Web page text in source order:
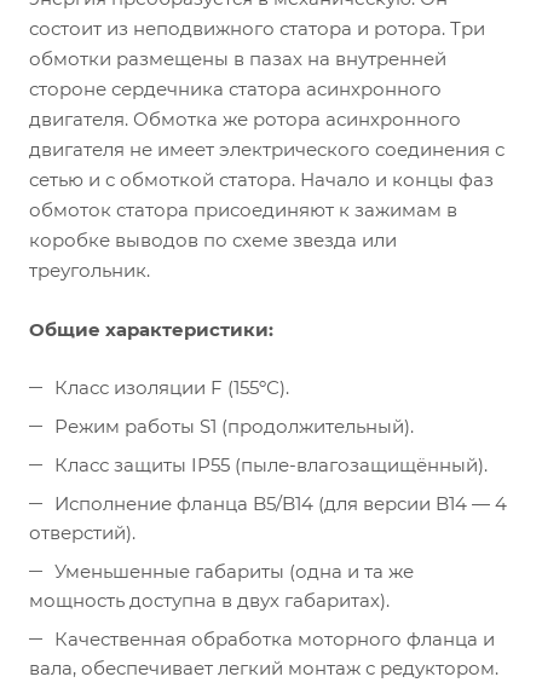
состоит из неподвижного статора и ротора. Три
обмотки размещены в пазах на внутренней
стороне сердечника статора асинхронного
двигателя. Обмотка же ротора асинхронного
двигателя не имеет электрического соединения с
сетью и с обмоткой статора. Начало и концы фаз
обмоток статора присоединяют к зажимам в
коробке выводов по схеме звезда или
треугольник.
Общие характеристики:
Класс изоляции F (155ºС).
Режим работы S1 (продолжительный).
Класс защиты IP55 (пыле-влагозащищённый).
Исполнение фланца B5/B14 (для версии B14 — 4
отверстий).
Уменьшенные габариты (одна и та же
мощность доступна в двух габаритах).
Качественная обработка моторного фланца и
вала, обеспечивает легкий монтаж с редуктором.